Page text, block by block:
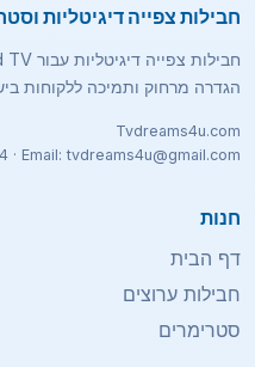
חבילות צפייה דיגיטליות
הגדרה מרחוק ותמיכה ללקוחות
Tvdreams4u.com
Email: tvdreams4u@gmail.com
חנות
דף הבית
חבילות ערוצים
סטרימרים